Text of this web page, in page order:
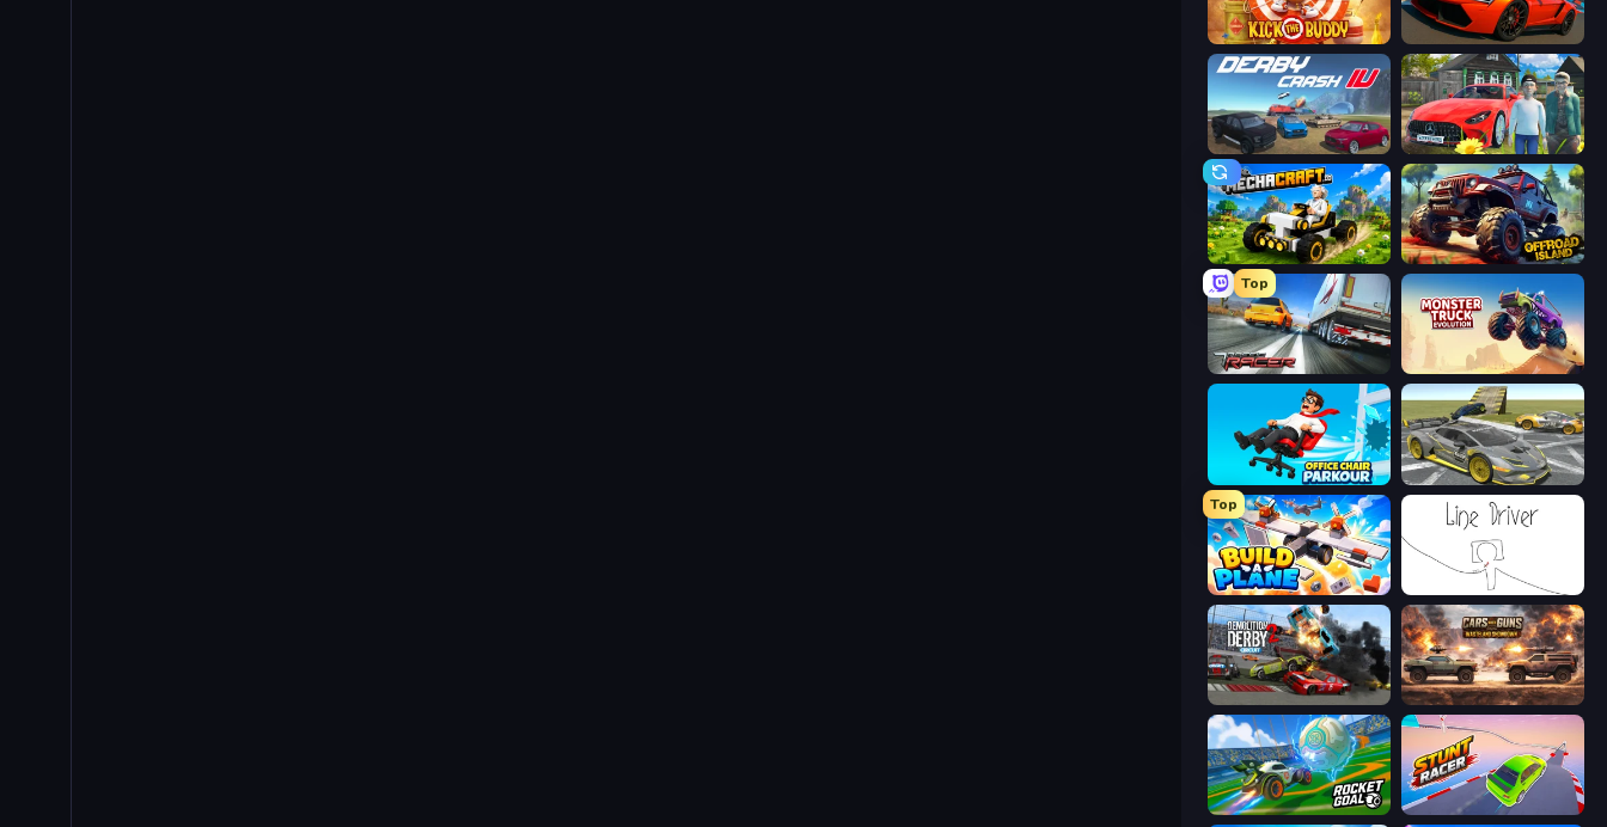
Kick the Buddy DriveOff
Derby Crash 4 Speedboy: History with Grandfather
Mechacraft.io Offroad Island
Top
Traffic Racer Monster Truck Evolution
Office Chair Parkour Wrong Way
Top
Build A Plane
Demolition Derby 2 Cars with Guns: Wasteland Showdown
RocketGoal.io Stunt Racer